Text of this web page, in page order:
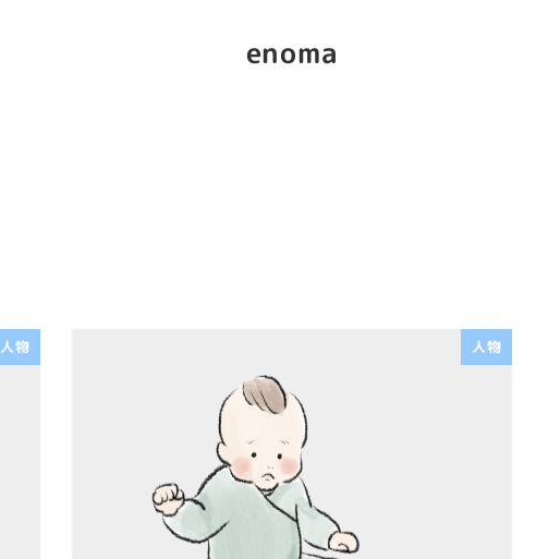
enoma
人物 人物